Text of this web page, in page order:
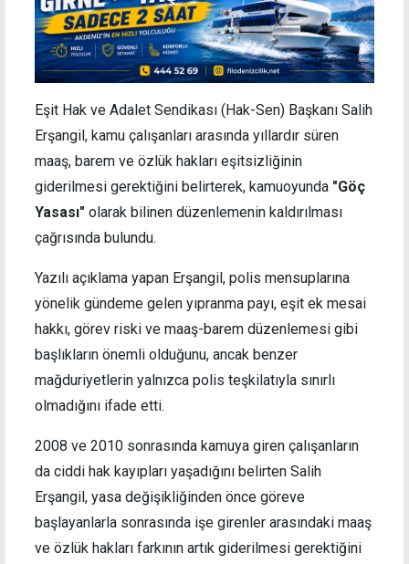
Eşit Hak ve Adalet Sendikası (Hak-Sen) Başkanı Salih
Erşangil, kamu çalışanları arasında yıllardır süren
maaş, barem ve özlük hakları eşitsizliğinin
giderilmesi gerektiğini belirterek, kamuoyunda "Göç
Yasası" olarak bilinen düzenlemenin kaldırılması
çağrısında bulundu.
Yazılı açıklama yapan Erşangil, polis mensuplarına
yönelik gündeme gelen yıpranma payı, eşit ek mesai
hakkı, görev riski ve maaş-barem düzenlemesi gibi
başlıkların önemli olduğunu, ancak benzer
mağduriyetlerin yalnızca polis teşkilatıyla sınırlı
olmadığını ifade etti.
2008 ve 2010 sonrasında kamuya giren çalışanların
da ciddi hak kayıpları yaşadığını belirten Salih
Erşangil, yasa değişikliğinden önce göreve
başlayanlarla sonrasında işe girenler arasındaki maaş
ve özlük hakları farkının artık giderilmesi gerektiğini